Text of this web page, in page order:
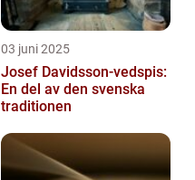
03 juni 2025
Josef Davidsson-vedspis:
En del av den svenska
traditionen